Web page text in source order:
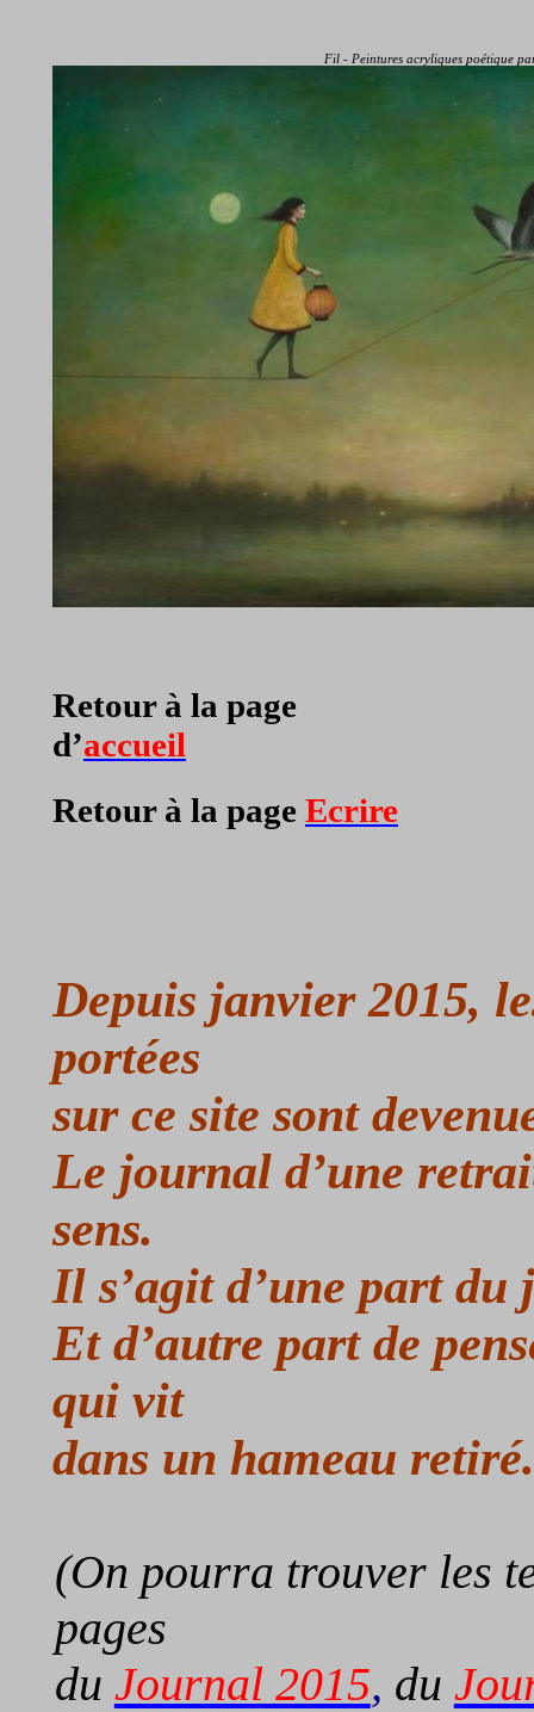
Fil - Peintures acryliques poétique
Retour à la page
d’accueil
Retour à la page Ecrire
Depuis janvier 2015,
portées
sur ce site sont
Le journal d’une
sens.
Il s’agit d’une part
Et d’autre part de
qui vit
dans un hameau retiré.
(On pourra trouver les
pages
du Journal 2015, du